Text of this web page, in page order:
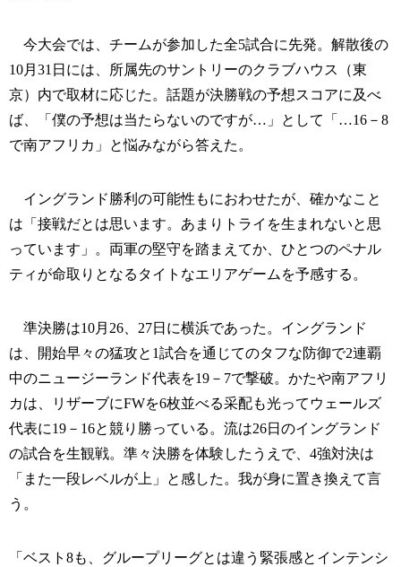
今大会では、チームが参加した全5試合に先発。解散後の
10月31日には、所属先のサントリーのクラブハウス（東
京）内で取材に応じた。話題が決勝戦の予想スコアに及べ
ば、「僕の予想は当たらないのですが…」として「…16－8
で南アフリカ」と悩みながら答えた。
イングランド勝利の可能性もにおわせたが、確かなこと
は「接戦だとは思います。あまりトライを生まれないと思
っています」。両軍の堅守を踏まえてか、ひとつのペナル
ティが命取りとなるタイトなエリアゲームを予感する。
準決勝は10月26、27日に横浜であった。イングランド
は、開始早々の猛攻と1試合を通じてのタフな防御で2連覇
中のニュージーランド代表を19－7で撃破。かたや南アフリ
カは、リザーブにFWを6枚並べる采配も光ってウェールズ
代表に19－16と競り勝っている。流は26日のイングランド
の試合を生観戦。準々決勝を体験したうえで、4強対決は
「また一段レベルが上」と感した。我が身に置き換えて言
う。
「ベスト8も、グループリーグとは違う緊張感とインテンシ